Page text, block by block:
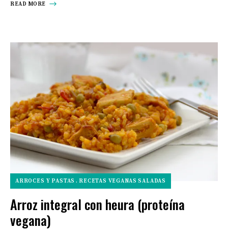
READ MORE
ARROCES Y PASTAS RECETAS VEGANAS SALADAS
Arroz integral con heura (proteína
vegana)